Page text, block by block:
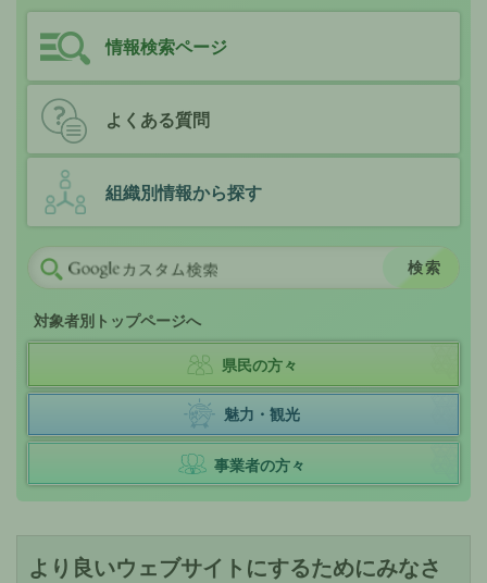
情報検索ページ
よくある質問
組織別情報から探す
対象者別トップページへ
県民の方々
魅力・観光
事業者の方々
より良いウェブサイトにするためにみなさ